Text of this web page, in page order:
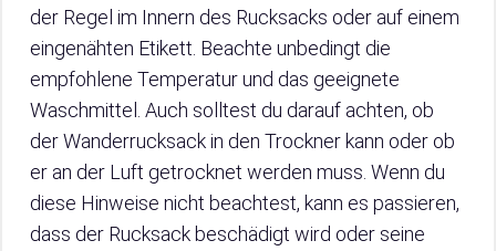
der Regel im Innern des Rucksacks oder auf einem
eingenähten Etikett. Beachte unbedingt die
empfohlene Temperatur und das geeignete
Waschmittel. Auch solltest du darauf achten, ob
der Wanderrucksack in den Trockner kann oder ob
er an der Luft getrocknet werden muss. Wenn du
diese Hinweise nicht beachtest, kann es passieren,
dass der Rucksack beschädigt wird oder seine